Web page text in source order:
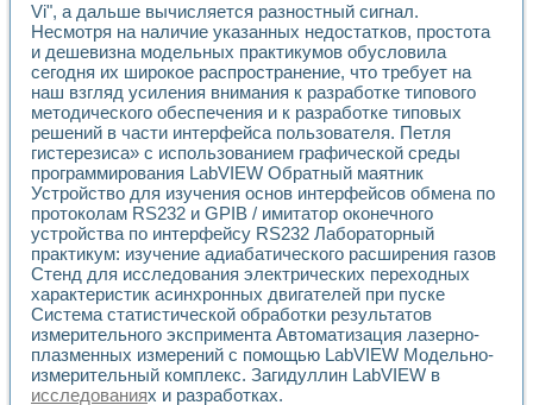
Оборудование для промышленной термотрансферной
Автоматизация реометрических исследований на базе
Применение измерителя иммитанса для исследова¬ния
Исследование электромагнитных переходных процессов
Стенд для исследования электрических переходных
Автоматизация контроля сварных швов на базе
Измерительный контроль с применением
Моделирование надежности и эффективности систем
Лабораторные практикумы и учебные стенды
Автоматизация лабораторного стенда по измерению
Автоматизированные лабораторные комплексы для
Виртуальный прибор для исследования нелинейных
Использование виртуальных приборов в процесе
Использование программ ELECTRONICS WORKBENCH-
Лабораторный практикум по дисциплине «Цифровые
Лабораторный практикум по ИНС на основе LabVIEW
Лабораторный практикум по основам теории коммутации
Опыт использования NI LabVIEW для создания
Vi", а дальше вычисляется разностный сигнал.
Несмотря на наличие указанных недостатков, простота
и дешевизна модельных практикумов обусловила
сегодня их широкое распространение, что требует на
наш взгляд усиления внимания к разработке типового
методического обеспечения и к разработке типовых
решений в части интерфейса пользователя. Петля
гистерезиса» с использованием графической среды
программирования LabVIEW Обратный маятник
Устройство для изучения основ интерфейсов обмена по
протоколам RS232 и GPIB / имитатор оконечного
устройства по интерфейсу RS232 Лабораторный
практикум: изучение адиабатического расширения газов
Стенд для исследования электрических переходных
характеристик асинхронных двигателей при пуске
Система статистической обработки результатов
измерительного экспримента Автоматизация лазерно-
плазменных измерений с помощью LabVIEW Модельно-
измерительный комплекс. Загидуллин LabVIEW в
исследованиях и разработках.